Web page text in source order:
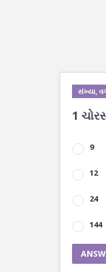
સંખ્યા,
1
9
12
24
144